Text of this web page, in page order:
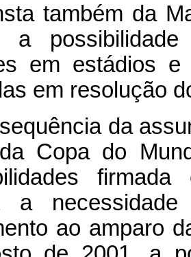
também da
a
em estádios
em resolução
da
Copa do
a
ao amparo